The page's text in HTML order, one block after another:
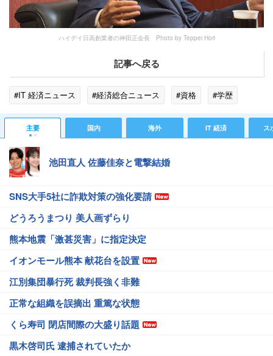
ハイデイ日高創業者の神田正会長 Photo by Teppei Hori
記事へ戻る
#IT 経済ニュース #経済総合ニュース #資格 #学歴
主要 国内 海外 IT 経済 ス
池田直人 佐藤佳奈と電撃結婚
SNS大手5社に詐欺対策の強化要請
どうろうまつり 美人画ずらり
熊本地震「激甚災害」に指定決定
イオンモール熊本 献花台を設置
江別集団暴行死 裁判長強く非難
正常な組織を誤摘出 重篤な状態
くら寿司 閉店間際の大盛り話題
黒木啓司氏 逮捕されていたか